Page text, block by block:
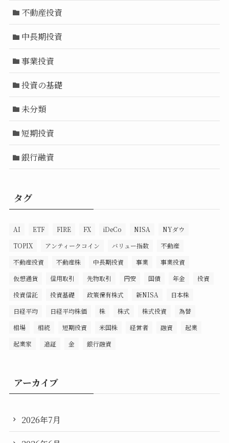
不動産投資
中長期投資
事業投資
投資の基礎
未分類
短期投資
銀行融資
タグ
AI ETF FIRE FX iDeCo NISA
NYダウ
TOPIX
アンティークコイン バリュー指数
不動産
不動産投資
不動産株 中長期投資 事業
事業投資
仮想通貨
信用取引 先物取引 円安 国債 年金
投資
投資信託
投資基礎 政策保有株式 新NISA
日本株
日経平均
日経平均株価 株 株式 株式投資
為替
相場
相続 短期投資 米国株 経営者 融資
起業
起業家
追証 金 銀行融資
アーカイブ
2026年7月